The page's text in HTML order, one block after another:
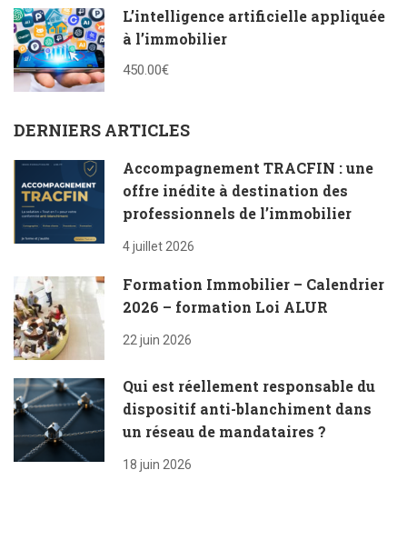
L’intelligence artificielle appliquée
à l’immobilier
450.00€
DERNIERS ARTICLES
Accompagnement TRACFIN : une
offre inédite à destination des
professionnels de l’immobilier
4 juillet 2026
Formation Immobilier – Calendrier
2026 – formation Loi ALUR
22 juin 2026
Qui est réellement responsable du
dispositif anti-blanchiment dans
un réseau de mandataires ?
18 juin 2026